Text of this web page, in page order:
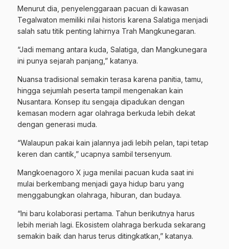
Menurut dia, penyelenggaraan pacuan di kawasan
Tegalwaton memiliki nilai historis karena Salatiga menjadi
salah satu titik penting lahirnya Trah Mangkunegaran.
“Jadi memang antara kuda, Salatiga, dan Mangkunegara
ini punya sejarah panjang,” katanya.
Nuansa tradisional semakin terasa karena panitia, tamu,
hingga sejumlah peserta tampil mengenakan kain
Nusantara. Konsep itu sengaja dipadukan dengan
kemasan modern agar olahraga berkuda lebih dekat
dengan generasi muda.
“Walaupun pakai kain jalannya jadi lebih pelan, tapi tetap
keren dan cantik,” ucapnya sambil tersenyum.
Mangkoenagoro X juga menilai pacuan kuda saat ini
mulai berkembang menjadi gaya hidup baru yang
menggabungkan olahraga, hiburan, dan budaya.
“Ini baru kolaborasi pertama. Tahun berikutnya harus
lebih meriah lagi. Ekosistem olahraga berkuda sekarang
semakin baik dan harus terus ditingkatkan,” katanya.